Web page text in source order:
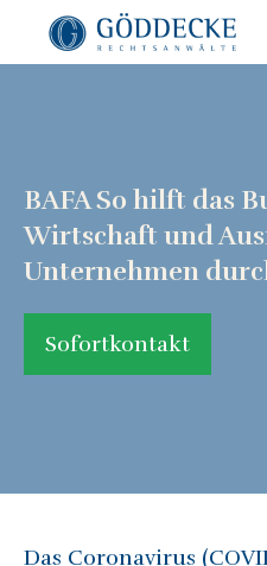
BAFA So hilft das
Wirtschaft und
Unternehmen
Sofortkontakt
Das Coronavirus